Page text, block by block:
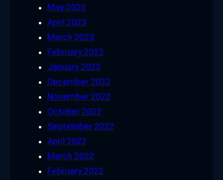
May 2023
April 2023
March 2023
February 2023
January 2023
December 2022
November 2022
October 2022
September 2022
April 2022
March 2022
February 2022